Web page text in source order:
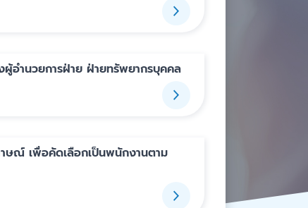
อำนวยการฝ่าย ฝ่ายทรัพยากรบุคคล
าษณ์ เพื่อคัดเลือกเป็นพนักงานตาม